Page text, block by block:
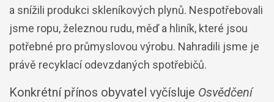
a snížili produkci skleníkových plynů. Nespotřebovali
jsme ropu, železnou rudu, měď a hliník, které jsou
potřebné pro průmyslovou výrobu. Nahradili jsme je
právě recyklací odevzdaných spotřebičů.
Konkrétní přínos obyvatel vyčísluje Osvědčení